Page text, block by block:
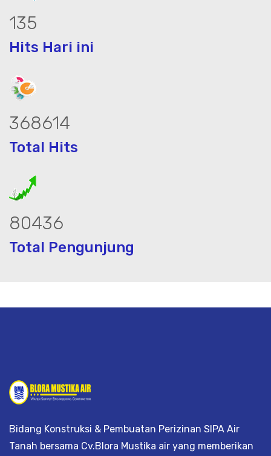
173
Hits Hari ini
476779
Total Hits
104039
Total Pengunjung
Bidang Konstruksi & Pembuatan Perizinan SIPA Air
Tanah bersama Cv.Blora Mustika air yang memberikan